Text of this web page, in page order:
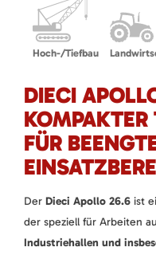
Hoch-/Tiefbau
DIECI
KOMPAKTER
FÜR
Der Dieci Apollo 26.6 ist
der speziell für Arbeiten
Industriehallen und